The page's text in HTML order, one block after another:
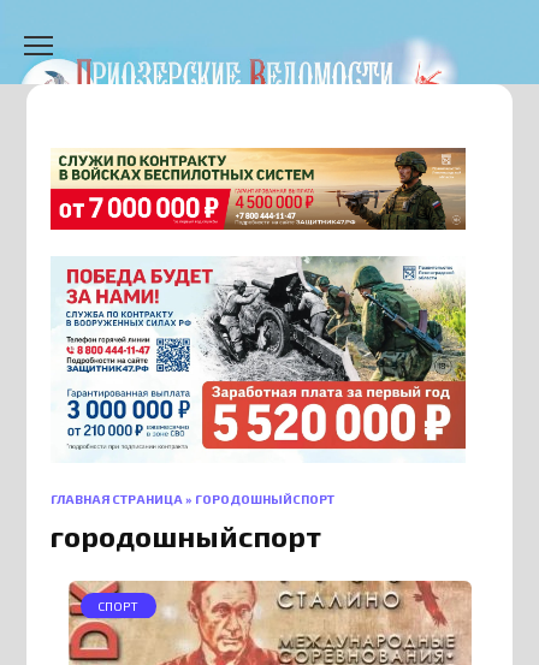
содержанию
ГЛАВНАЯ СТРАНИЦА » ГОРОДОШНЫЙСПОРТ
городошныйспорт
СПОРТ